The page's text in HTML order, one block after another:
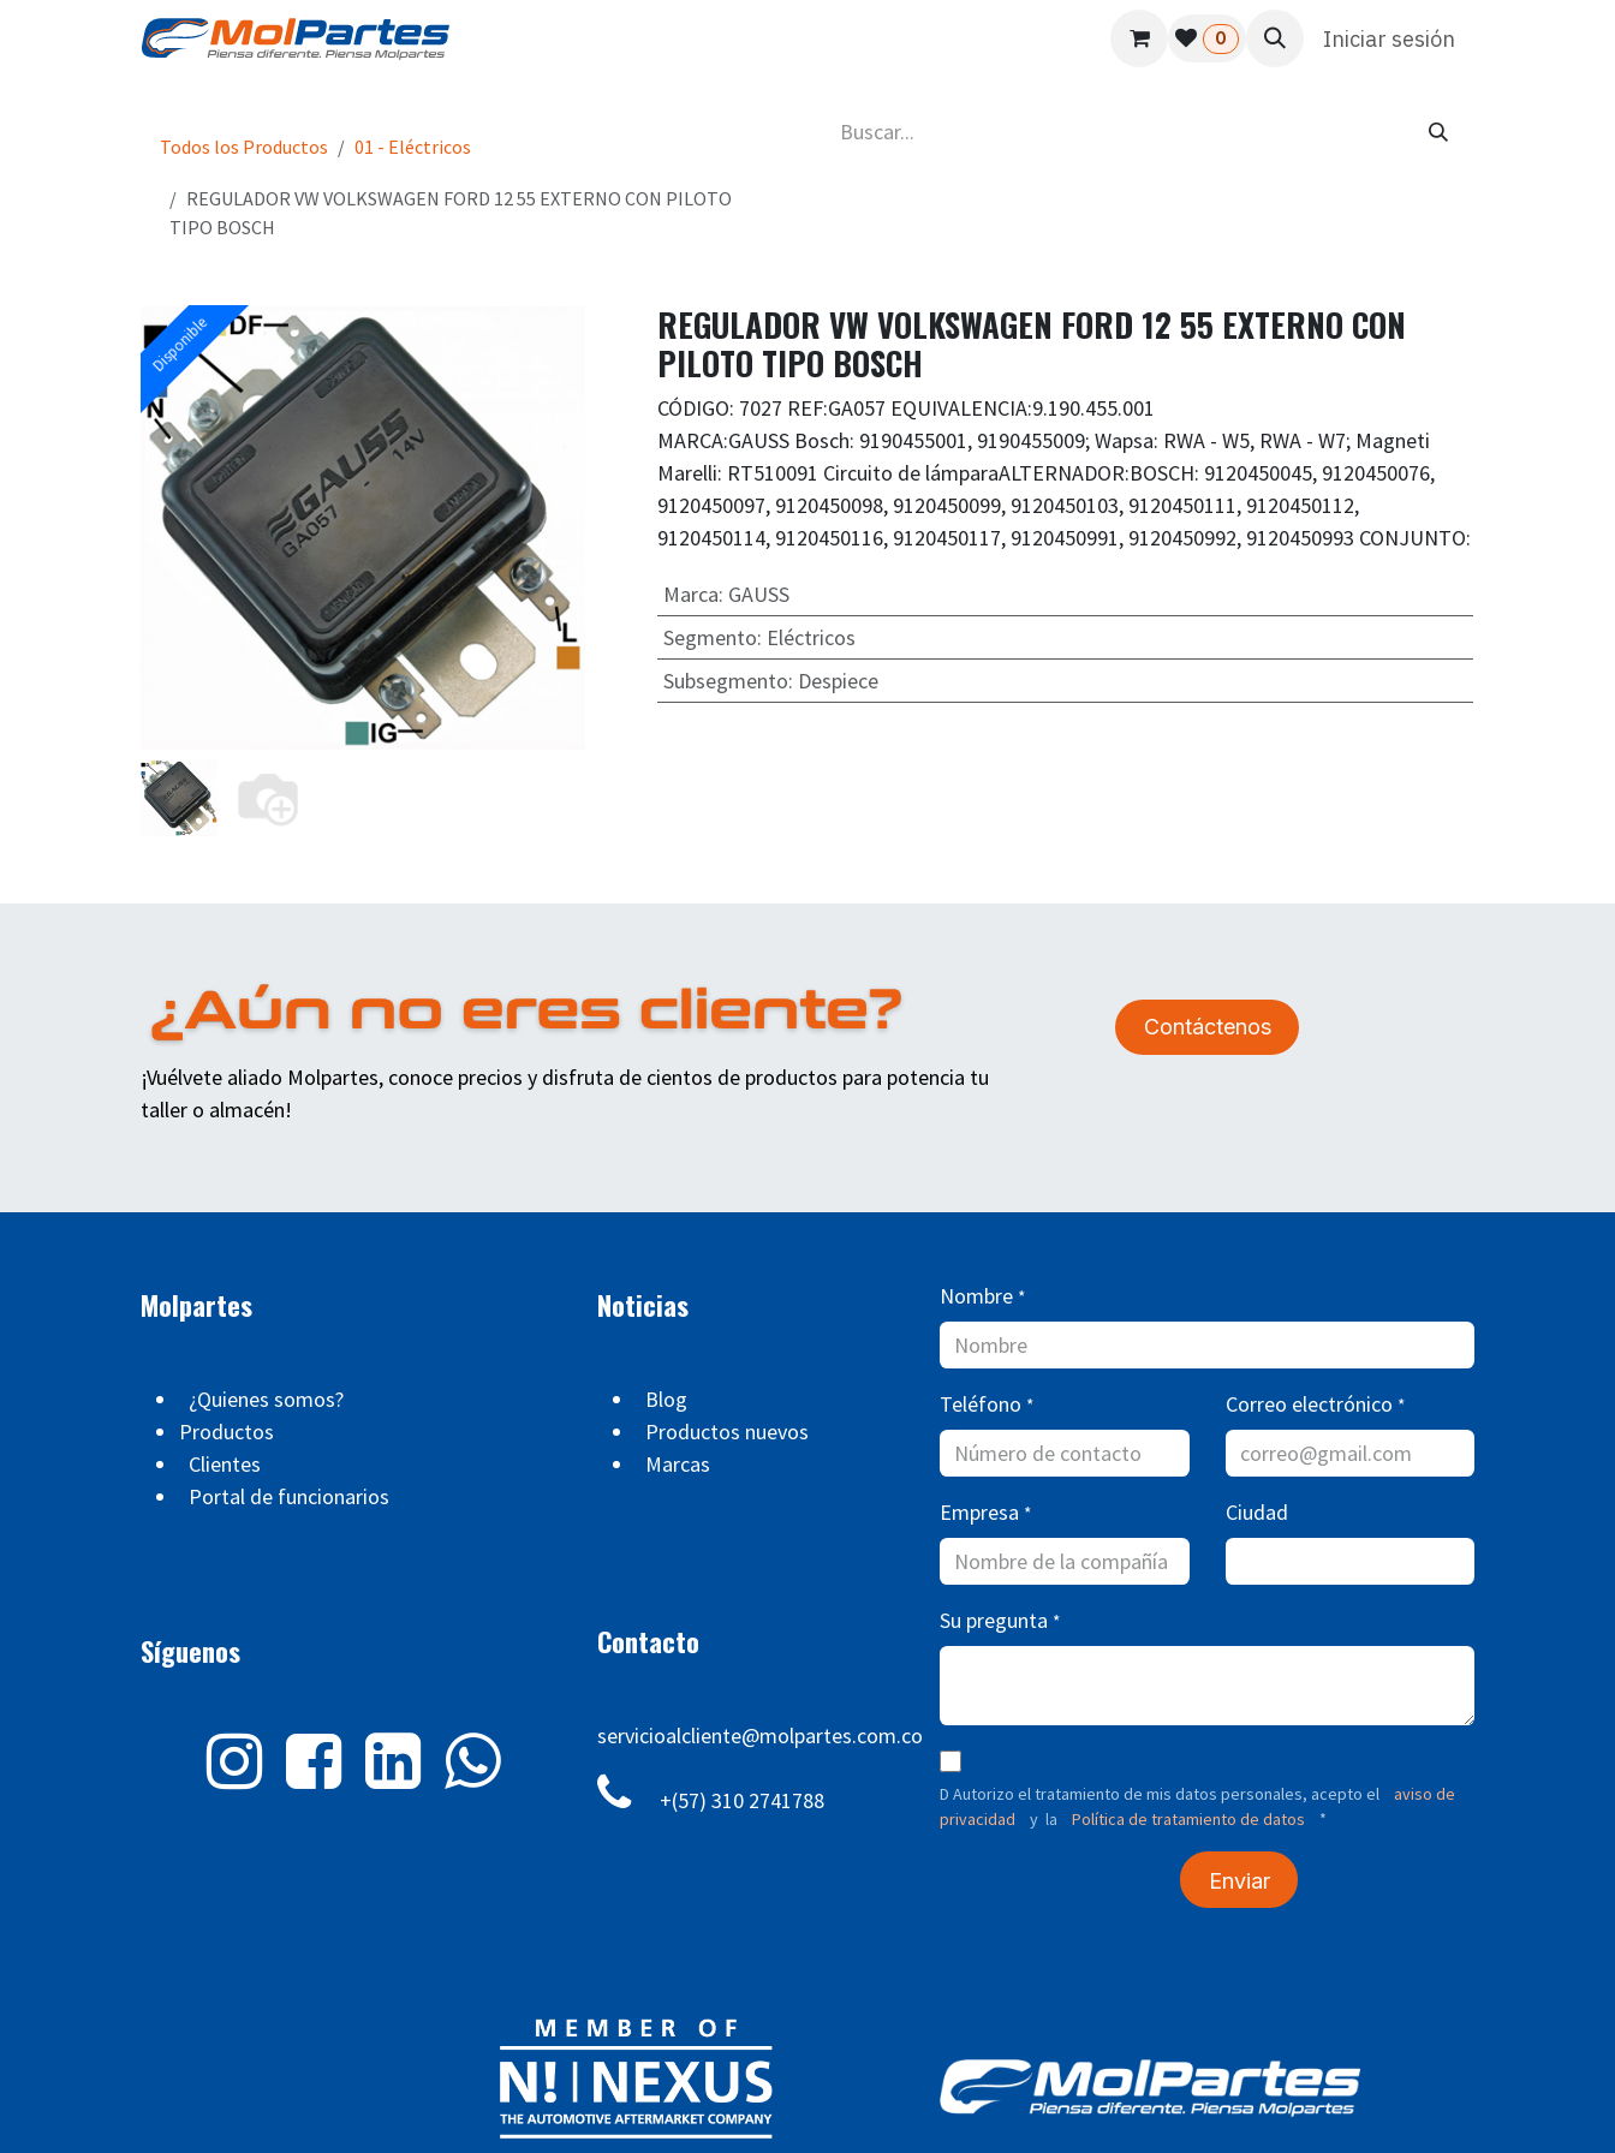
Usuario Atención al cliente HR
0 Iniciar sesión
Todos los Productos 01 - Eléctricos
REGULADOR VW VOLKSWAGEN FORD 12 55 EXTERNO CON PILOTO
TIPO BOSCH
Disponible
Disponible
REGULADOR VW VOLKSWAGEN FORD 12 55 EXTERNO CON
PILOTO TIPO BOSCH
CÓDIGO: 7027 REF:GA057 EQUIVALENCIA:9.190.455.001
MARCA:GAUSS Bosch: 9190455001, 9190455009; Wapsa: RWA - W5, RWA - W7; Magneti
Marelli: RT510091 Circuito de lámparaALTERNADOR:BOSCH: 9120450045, 9120450076,
9120450097, 9120450098, 9120450099, 9120450103, 9120450111, 9120450112,
9120450114, 9120450116, 9120450117, 9120450991, 9120450992, 9120450993 CONJUNTO:
Marca: GAUSS
Segmento: Eléctricos
Subsegmento: Despiece
¡Vuélvete aliado Molpartes, conoce precios y disfruta de cientos de productos para potencia tu
taller o almacén!
Contáctenos
Molpartes
¿Quienes somos?
Productos
Clientes
Portal de funcionarios
Síguenos
Noticias
Blog
Productos nuevos
Marcas
Contacto
servicioalcliente@molpartes.com.co
+(57) 310 2741788
Nombre *
Teléfono * Correo electrónico *
Empresa * Ciudad
Su pregunta *
D Autorizo ​​el tratamiento de mis datos personales, acepto el
aviso de
privacidad
y la Política de tratamiento de datos *
Enviar